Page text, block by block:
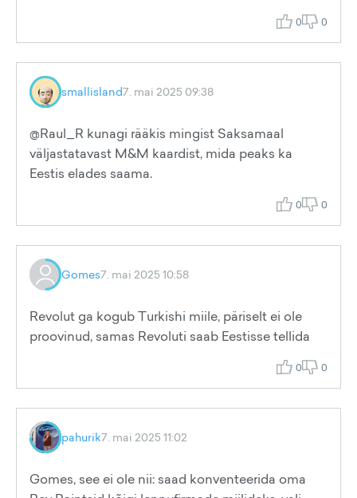
0 0
smallisland7. mai 2025 09:38
@Raul_R kunagi rääkis mingist Saksamaal
väljastatavast M&M kaardist, mida peaks ka
Eestis elades saama.
0 0
Gomes7. mai 2025 10:58
Revolut ga kogub Turkishi miile, päriselt ei ole
proovinud, samas Revoluti saab Eestisse tellida
0 0
pahurik7. mai 2025 11:02
Gomes, see ei ole nii: saad konventeerida oma